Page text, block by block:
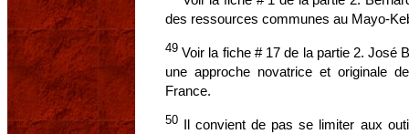
des ressources communes au Mayo-
49 Voir la fiche # 17 de la partie 2. José
une approche novatrice et originale
France.
50 Il convient de pas se limiter aux